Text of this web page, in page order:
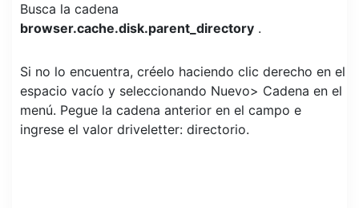
Busca la cadena
browser.cache.disk.parent_directory .
Si no lo encuentra, créelo haciendo clic derecho en el
espacio vacío y seleccionando Nuevo> Cadena en el
menú. Pegue la cadena anterior en el campo e
ingrese el valor driveletter: directorio.